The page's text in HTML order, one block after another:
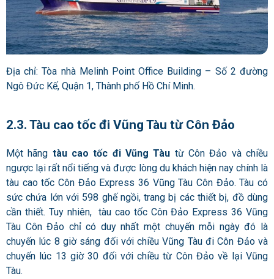
Địa chỉ: Tòa nhà Melinh Point Office Building – Số 2 đường
Ngô Đức Kế, Quận 1, Thành phố Hồ Chí Minh.
2.3. Tàu cao tốc đi Vũng Tàu từ Côn Đảo
Một hãng tàu cao tốc đi Vũng Tàu từ Côn Đảo và chiều
ngược lại rất nổi tiếng và được lòng du khách hiện nay chính là
tàu cao tốc Côn Đảo Express 36 Vũng Tàu Côn Đảo. Tàu có
sức chứa lớn với 598 ghế ngồi, trang bị các thiết bị, đồ dùng
cần thiết. Tuy nhiên, tàu cao tốc Côn Đảo Express 36 Vũng
Tàu Côn Đảo chỉ có duy nhất một chuyến mỗi ngày đó là
chuyến lúc 8 giờ sáng đối với chiều Vũng Tàu đi Côn Đảo và
chuyến lúc 13 giờ 30 đối với chiều từ Côn Đảo về lại Vũng
Tàu.